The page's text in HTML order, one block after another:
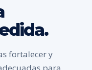
fortalecer y
para